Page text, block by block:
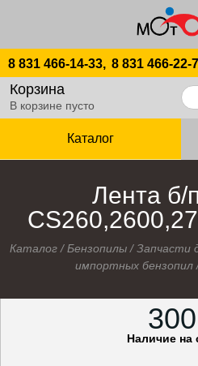
8 831 466-14-33, 8 831 466-22-
Корзина
В корзине пусто
Каталог
Лента б/
Каталог /Бензопилы /Запчасти
импортных бензопил
300
Наличие на